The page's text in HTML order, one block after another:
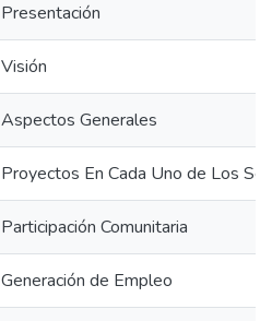
Presentación
Visión
Aspectos Generales
Proyectos En Cada Uno de Los
Participación Comunitaria
Generación de Empleo